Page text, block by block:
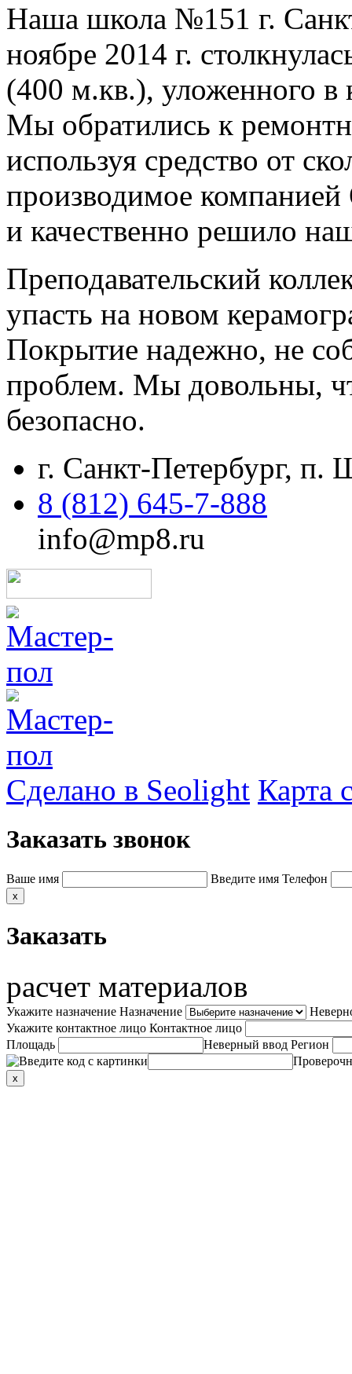
Наша школа №151 г.
ноябре 2014 г.
(400 м.кв.), уложенного в
Мы обратились к
используя средство от
производимое
и качественно решило
Преподавательский
упасть на новом
Покрытие надежно, не
проблем. Мы довольны,
безопасно.
г. Санкт-Петербург,
8 (812) 645-7-888
info@mp8.ru
Сделано в Seolight Карта
Заказать звонок
Ваше имя Введите имя Телефон
x
Заказать
расчет материалов
Укажите назначение Назначение
Укажите контактное лицо Контактное лицо
Площадь
Неверный ввод Регион
x